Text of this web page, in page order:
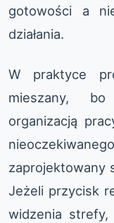
gotowości a
działania.
W praktyce
mieszany,
organizacją
zaprojektowany
Jeżeli przycisk
widzenia strefy,